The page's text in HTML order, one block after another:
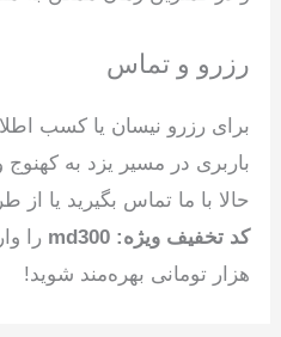
رزرو و تماس
برای رزرو نیسان یا کسب
باربری در مسیر یزد به
حالا با ما تماس بگیرید یا
کد تخفیف ویژه: md300
هزار تومانی بهره‌مند شوید!